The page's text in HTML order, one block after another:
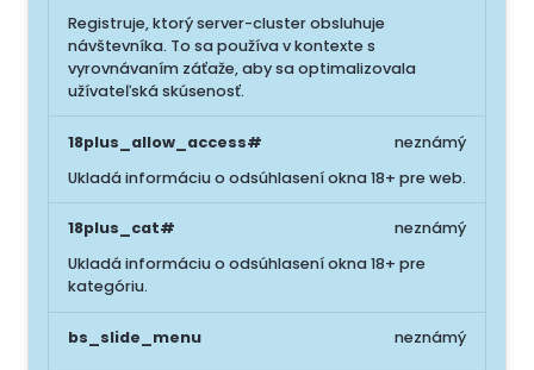
Registruje, ktorý server-cluster obsluhuje
návštevníka. To sa používa v kontexte s
vyrovnávaním záťaže, aby sa optimalizovala
užívateľská skúsenosť.
18plus_allow_access#
Ukladá informáciu o odsúhlasení okna 18+ pre web.
neznámý
18plus_cat#
Ukladá informáciu o odsúhlasení okna 18+ pre
kategóriu.
neznámý
bs_slide_menu neznámý